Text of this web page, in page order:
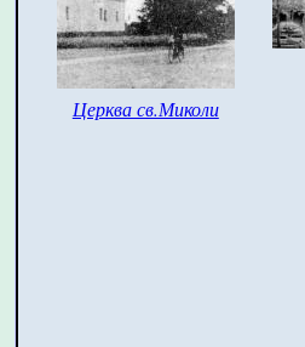
Церква св.Миколи